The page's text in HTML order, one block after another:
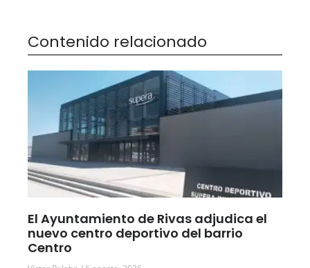
Contenido relacionado
El Ayuntamiento de Rivas adjudica el
nuevo centro deportivo del barrio
Centro